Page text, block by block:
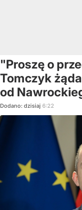
"Proszę o
Tomczyk
od
Dodano: dzisiaj 6:22